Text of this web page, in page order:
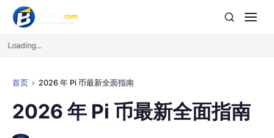
Loading...
首页 2026 年 Pi 币最新全面指南
2026 年 Pi 币最新全面指南